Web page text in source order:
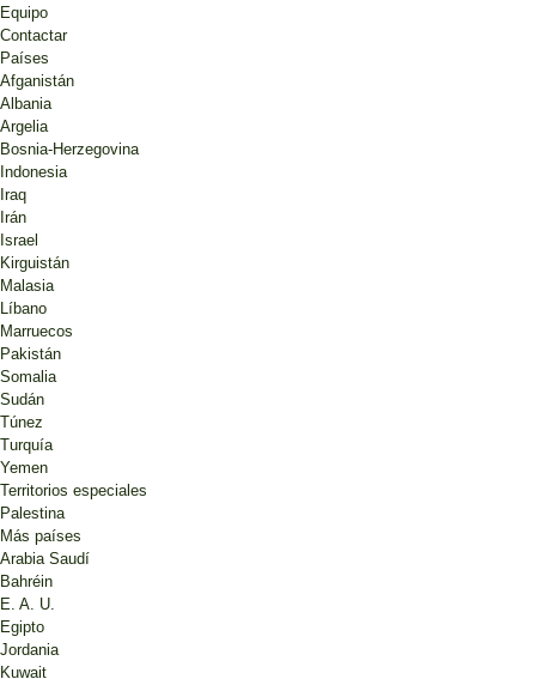
Equipo
Contactar
Países
Afganistán
Albania
Argelia
Bosnia-Herzegovina
Indonesia
Iraq
Irán
Israel
Kirguistán
Malasia
Líbano
Marruecos
Pakistán
Somalia
Sudán
Túnez
Turquía
Yemen
Territorios especiales
Palestina
Más países
Arabia Saudí
Bahréin
E. A. U.
Egipto
Jordania
Kuwait